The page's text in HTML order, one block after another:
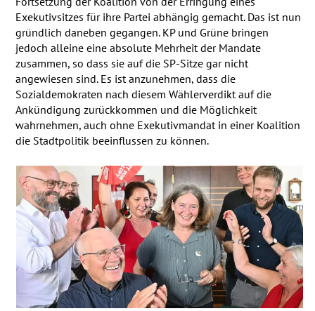
Exekutivsitzes für ihre Partei abhängig gemacht. Das ist nun
gründlich daneben gegangen. KP und Grüne bringen
jedoch alleine eine absolute Mehrheit der Mandate
zusammen, so dass sie auf die SP-Sitze gar nicht
angewiesen sind. Es ist anzunehmen, dass die
Sozialdemokraten nach diesem Wählerverdikt auf die
Ankündigung zurückkommen und die Möglichkeit
wahrnehmen, auch ohne Exekutivmandat in einer Koalition
die Stadtpolitik beeinflussen zu können.